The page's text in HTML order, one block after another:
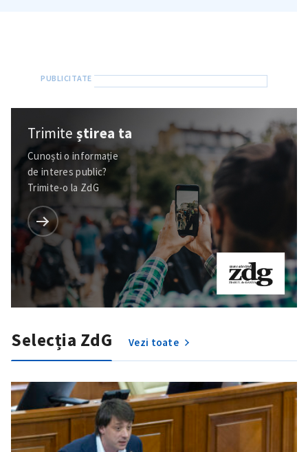
Trimiteștirea ta
Cunoști o informație
de interes public?
Trimite-o la ZdG
Selecția ZdG Vezi toate
ȘTIREA MEA